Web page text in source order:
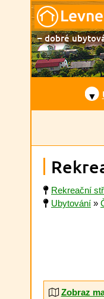
– dobré
▼
Rekreační
Ubytování »
Zobraz